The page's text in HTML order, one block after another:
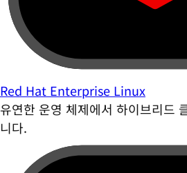
Red Hat Enterprise Linux
유연한 운영 체제에서 하이브리드
니다.